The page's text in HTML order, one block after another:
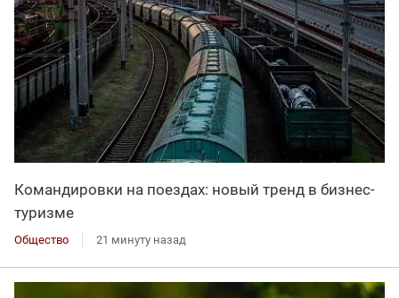
Командировки на поездах: новый тренд в бизнес-
туризме
Общество 21 минуту назад